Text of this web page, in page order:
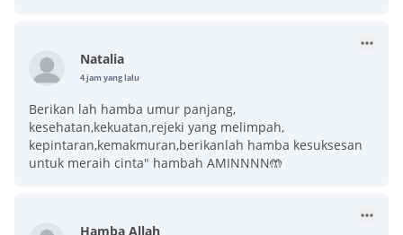
Natalia
4 jam yang lalu
Berikan lah hamba umur panjang,
kesehatan,kekuatan,rejeki yang melimpah,
kepintaran,kemakmuran,berikanlah hamba kesuksesan
untuk meraih cinta" hambah AMINNNN🤲
Hamba Allah